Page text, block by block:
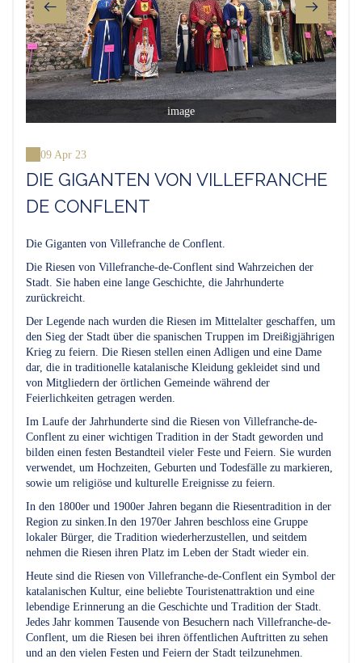
image
09 Apr 23
DIE GIGANTEN VON VILLEFRANCHE
DE CONFLENT
Die Giganten von Villefranche de Conflent.
Die Riesen von Villefranche-de-Conflent sind Wahrzeichen der
Stadt. Sie haben eine lange Geschichte, die Jahrhunderte
zurückreicht.
Der Legende nach wurden die Riesen im Mittelalter geschaffen, um
den Sieg der Stadt über die spanischen Truppen im Dreißigjährigen
Krieg zu feiern. Die Riesen stellen einen Adligen und eine Dame
dar, die in traditionelle katalanische Kleidung gekleidet sind und
von Mitgliedern der örtlichen Gemeinde während der
Feierlichkeiten getragen werden.
Im Laufe der Jahrhunderte sind die Riesen von Villefranche-de-
Conflent zu einer wichtigen Tradition in der Stadt geworden und
bilden einen festen Bestandteil vieler Feste und Feiern. Sie wurden
verwendet, um Hochzeiten, Geburten und Todesfälle zu markieren,
sowie um religiöse und kulturelle Ereignisse zu feiern.
In den 1800er und 1900er Jahren begann die Riesentradition in der
Region zu sinken.In den 1970er Jahren beschloss eine Gruppe
lokaler Bürger, die Tradition wiederherzustellen, und seitdem
nehmen die Riesen ihren Platz im Leben der Stadt wieder ein.
Heute sind die Riesen von Villefranche-de-Conflent ein Symbol der
katalanischen Kultur, eine beliebte Touristenattraktion und eine
lebendige Erinnerung an die Geschichte und Tradition der Stadt.
Jedes Jahr kommen Tausende von Besuchern nach Villefranche-de-
Conflent, um die Riesen bei ihren öffentlichen Auftritten zu sehen
und an den vielen Festen und Feiern der Stadt teilzunehmen.